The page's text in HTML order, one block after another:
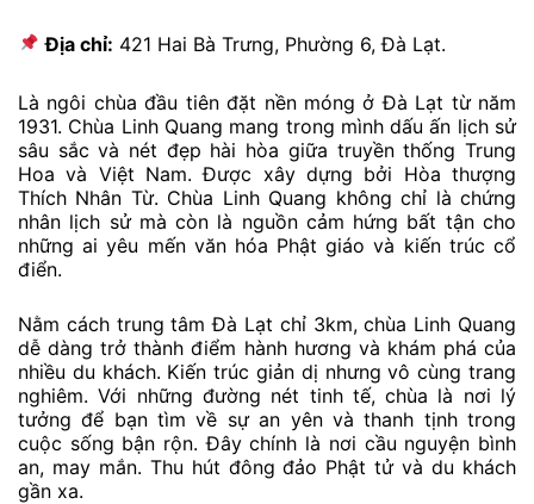
Địa chỉ: 421 Hai Bà Trưng, Phường 6, Đà Lạt.
Là ngôi chùa đầu tiên đặt nền móng ở Đà Lạt từ năm
1931. Chùa Linh Quang mang trong mình dấu ấn lịch sử
sâu sắc và nét đẹp hài hòa giữa truyền thống Trung
Hoa và Việt Nam. Được xây dựng bởi Hòa thượng
Thích Nhân Từ. Chùa Linh Quang không chỉ là chứng
nhân lịch sử mà còn là nguồn cảm hứng bất tận cho
những ai yêu mến văn hóa Phật giáo và kiến trúc cổ
điển.
Nằm cách trung tâm Đà Lạt chỉ 3km, chùa Linh Quang
dễ dàng trở thành điểm hành hương và khám phá của
nhiều du khách. Kiến trúc giản dị nhưng vô cùng trang
nghiêm. Với những đường nét tinh tế, chùa là nơi lý
tưởng để bạn tìm về sự an yên và thanh tịnh trong
cuộc sống bận rộn. Đây chính là nơi cầu nguyện bình
an, may mắn. Thu hút đông đảo Phật tử và du khách
gần xa.